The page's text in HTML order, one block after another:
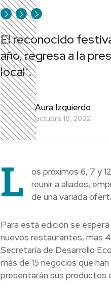
El reconocido
año, regresa a la
local'.
Aura Izquierdo
octubre 18, 2022
L
os próximos 6, 7 y
reunir a aliados,
de una variada
Para esta edición se
nuevos restaurantes, mas
Secretaría de Desarrollo
más de 15 negocios que
presentarán sus productos